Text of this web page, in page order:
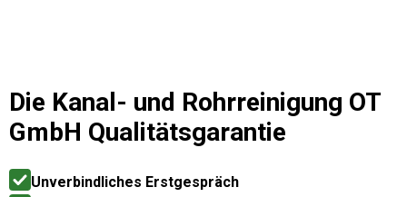
Die Kanal- und Rohrreinigung OT
GmbH Qualitätsgarantie
Unverbindliches Erstgespräch